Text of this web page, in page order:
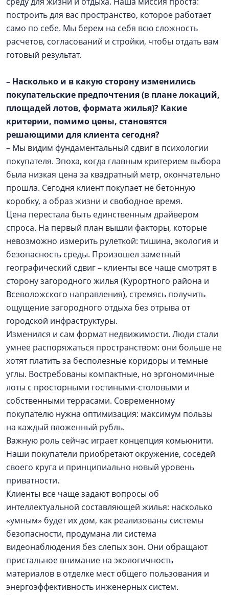
построить для вас пространство, которое работает
само по себе. Мы берем на себя всю сложность
расчетов, согласований и стройки, чтобы отдать вам
готовый результат.
– Насколько и в какую сторону изменились
покупательские предпочтения (в плане локаций,
площадей лотов, формата жилья)? Какие
критерии, помимо цены, становятся
решающими для клиента сегодня?
– Мы видим фундаментальный сдвиг в психологии
покупателя. Эпоха, когда главным критерием выбора
была низкая цена за квадратный метр, окончательно
прошла. Сегодня клиент покупает не бетонную
коробку, а образ жизни и свободное время.
Цена перестала быть единственным драйвером
спроса. На первый план вышли факторы, которые
невозможно измерить рулеткой: тишина, экология и
безопасность среды. Произошел заметный
географический сдвиг – клиенты все чаще смотрят в
сторону загородного жилья (Курортного района и
Всеволожского направления), стремясь получить
ощущение загородного отдыха без отрыва от
городской инфраструктуры.
Изменился и сам формат недвижимости. Люди стали
умнее распоряжаться пространством: они больше не
хотят платить за бесполезные коридоры и темные
углы. Востребованы компактные, но эргономичные
лоты с просторными гостиными-столовыми и
собственными террасами. Современному
покупателю нужна оптимизация: максимум пользы
на каждый вложенный рубль.
Важную роль сейчас играет концепция комьюнити.
Наши покупатели приобретают окружение, соседей
своего круга и принципиально новый уровень
приватности.
Клиенты все чаще задают вопросы об
интеллектуальной составляющей жилья: насколько
«умным» будет их дом, как реализованы системы
безопасности, продумана ли система
видеонаблюдения без слепых зон. Они обращают
пристальное внимание на экологичность
материалов в отделке мест общего пользования и
энергоэффективность инженерных систем.